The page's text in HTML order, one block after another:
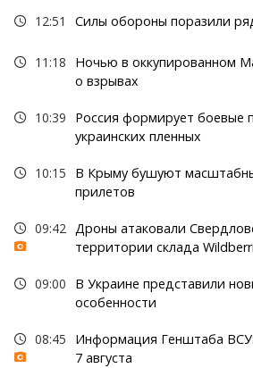
12:51 Силы обороны поразили
11:18
Ночью в оккупированном
о взрывах
10:39
Россия формирует боевые
украинских пленных
10:15
В Крыму бушуют
прилетов
09:42 Дроны атаковали
территории склада
09:00
В Украине представили
особенности
08:45
Информация Генштаба
7 августа